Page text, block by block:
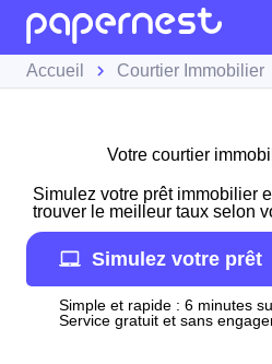
Accueil Courtier Immobilier
Votre courtier
Simulez votre prêt immobilier
trouver le meilleur taux selon
Simulez votre prêt
Simple et rapide : 6 minutes
Service gratuit et sans